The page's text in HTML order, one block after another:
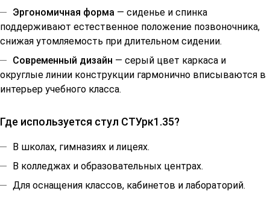
Эргономичная форма — сиденье и спинка
поддерживают естественное положение позвоночника,
снижая утомляемость при длительном сидении.
Современный дизайн — серый цвет каркаса и
округлые линии конструкции гармонично вписываются в
интерьер учебного класса.
Где используется стул СТУрк1.35?
В школах, гимназиях и лицеях.
В колледжах и образовательных центрах.
Для оснащения классов, кабинетов и лабораторий.